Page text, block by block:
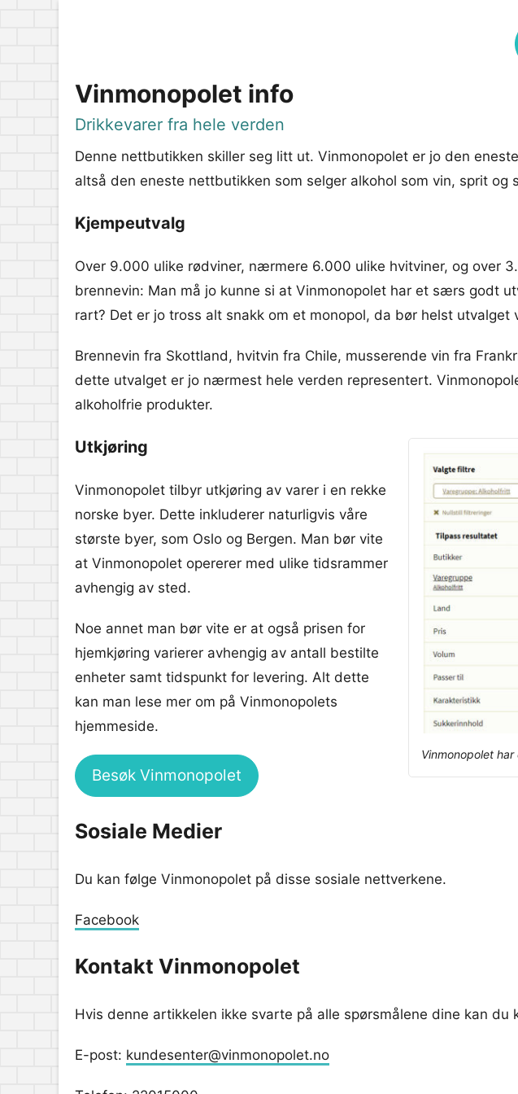
Vinmonopolet info
Drikkevarer fra hele verden
Denne nettbutikken skiller seg litt ut. Vinmonopolet er jo den
altså den eneste nettbutikken som selger alkohol som vin, sprit og
Kjempeutvalg
Over 9.000 ulike rødviner, nærmere 6.000 ulike hvitviner, og over
brennevin: Man må jo kunne si at Vinmonopolet har et særs godt
rart? Det er jo tross alt snakk om et monopol, da bør helst
Vinmonopolet
Brennevin fra Skottland, hvitvin fra Chile, musserende vin fra
dette utvalget er jo nærmest hele verden representert.
alkoholfrie produkter.
Utkjøring
Vinmonopolet tilbyr utkjøring av varer i en rekke
norske byer. Dette inkluderer naturligvis våre
største byer, som Oslo og Bergen. Man bør vite
at Vinmonopolet opererer med ulike tidsrammer
avhengig av sted.
Noe annet man bør vite er at også prisen for
hjemkjøring varierer avhengig av antall bestilte
enheter samt tidspunkt for levering. Alt dette
kan man lese mer om på Vinmonopolets
hjemmeside.
Besøk Vinmonopolet
Sosiale Medier
Du kan følge Vinmonopolet på disse sosiale nettverkene.
Facebook
Kontakt Vinmonopolet
Hvis denne artikkelen ikke svarte på alle spørsmålene dine kan
E-post: kundesenter@vinmonopolet.no